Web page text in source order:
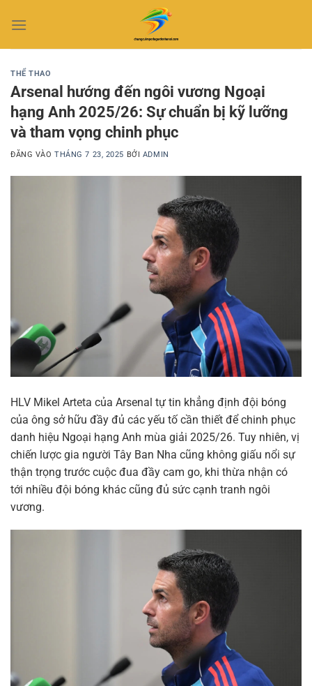
qua
THỂ THAO
Arsenal hướng đến ngôi vương Ngoại
hạng Anh 2025/26: Sự chuẩn bị kỹ lưỡng
và tham vọng chinh phục
ĐĂNG VÀOTHÁNG 7 23, 2025 BỞI ADMIN
HLV Mikel Arteta của Arsenal tự tin khẳng định đội bóng
của ông sở hữu đầy đủ các yếu tố cần thiết để chinh phục
danh hiệu Ngoại hạng Anh mùa giải 2025/26. Tuy nhiên, vị
chiến lược gia người Tây Ban Nha cũng không giấu nổi sự
thận trọng trước cuộc đua đầy cam go, khi thừa nhận có
tới nhiều đội bóng khác cũng đủ sức cạnh tranh ngôi
vương.